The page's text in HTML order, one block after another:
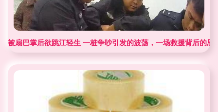
被扇巴掌后欲跳江轻生 一桩争吵引发的波荡，一场救援背后的思